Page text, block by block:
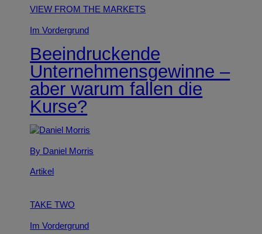
VIEW FROM THE MARKETS
Im Vordergrund
Beeindruckende
Unternehmensgewinne –
aber warum fallen die
Kurse?
By Daniel Morris
Artikel
TAKE TWO
Im Vordergrund